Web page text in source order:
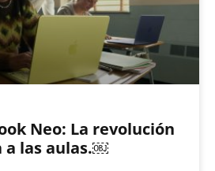
Neo: La revolución
a las aulas.￼